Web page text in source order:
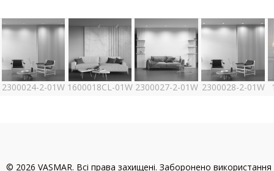
2300024-2-01W 1600018CL-01W 2300027-2-01W 2300028-2-01W
© 2026 VASMAR. Всі права захищені. Заборонено використання